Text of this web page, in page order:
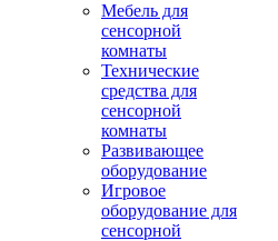
Мебель для
сенсорной
комнаты
Технические
средства для
сенсорной
комнаты
Развивающее
оборудование
Игровое
оборудование для
сенсорной